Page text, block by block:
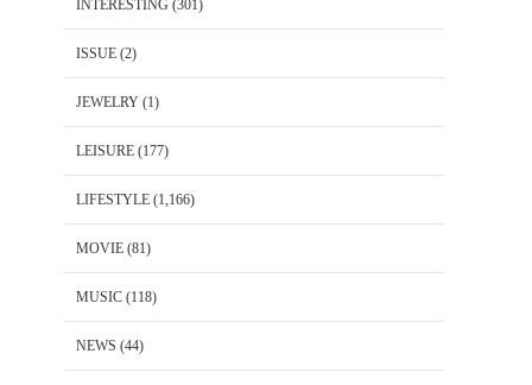
INTERESTING (301)
ISSUE (2)
JEWELRY (1)
LEISURE (177)
LIFESTYLE (1,166)
MOVIE (81)
MUSIC (118)
NEWS (44)